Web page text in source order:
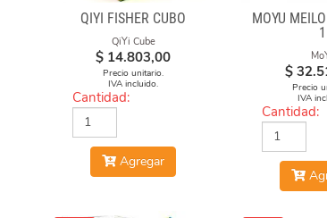
QIYI FISHER CUBO
QiYi Cube
$ 14.803,00
Precio unitario.
IVA incluido.
Cantidad:
Agregar
MOYU
1
$
Precio
IVA
Cantidad: